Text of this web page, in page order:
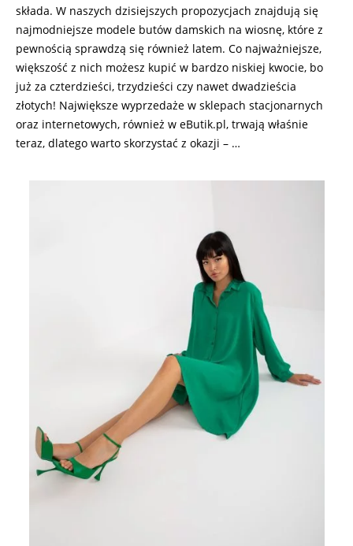
składa. W naszych dzisiejszych propozycjach znajdują się
najmodniejsze modele butów damskich na wiosnę, które z
pewnością sprawdzą się również latem. Co najważniejsze,
większość z nich możesz kupić w bardzo niskiej kwocie, bo
już za czterdzieści, trzydzieści czy nawet dwadzieścia
złotych! Największe wyprzedaże w sklepach stacjonarnych
oraz internetowych, również w eButik.pl, trwają właśnie
teraz, dlatego warto skorzystać z okazji – …